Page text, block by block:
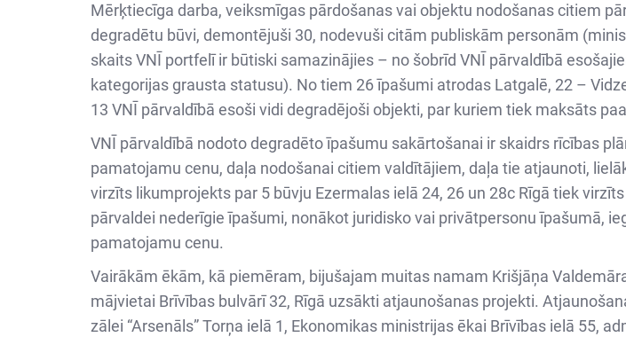
Mērķtiecīga darba, veiksmīgas pārdošanas vai objektu nodošanas citiem
degradētu būvi, demontējuši 30, nodevuši citām publiskām personām
skaits VNĪ portfelī ir būtiski samazinājies – no šobrīd VNĪ pārvaldībā
kategorijas grausta statusu). No tiem 26 īpašumi atrodas Latgalē, 22 –
13 VNĪ pārvaldībā esoši vidi degradējoši objekti, par kuriem tiek maksāts
VNĪ pārvaldībā nodoto degradēto īpašumu sakārtošanai ir skaidrs rīcības
pamatojamu cenu, daļa nodošanai citiem valdītājiem, daļa tie atjaunoti,
virzīts likumprojekts par 5 būvju Ezermalas ielā 24, 26 un 28c Rīgā tiek
pārvaldei nederīgie īpašumi, nonākot juridisko vai privātpersonu īpašumā,
pamatojamu cenu.
Vairākām ēkām, kā piemēram, bijušajam muitas namam Krišjāņa
mājvietai Brīvības bulvārī 32, Rīgā uzsākti atjaunošanas projekti.
zālei “Arsenāls” Torņa ielā 1, Ekonomikas ministrijas ēkai Brīvības ielā 55,